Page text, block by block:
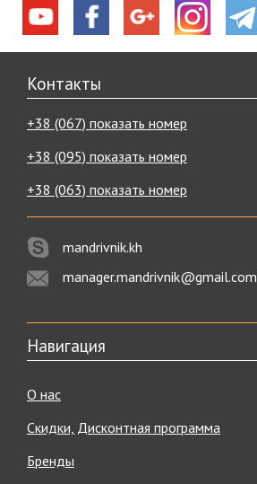
Контакты
+38 (067) показать номер
+38 (095) показать номер
+38 (063) показать номер
mandrivnik.kh
manager.mandrivnik@gmail.com
Навигация
О нас
Скидки, Дисконтная программа
Бренды